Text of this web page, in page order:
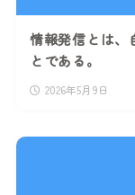
情報発信とは、
とである。
2026年5月9日